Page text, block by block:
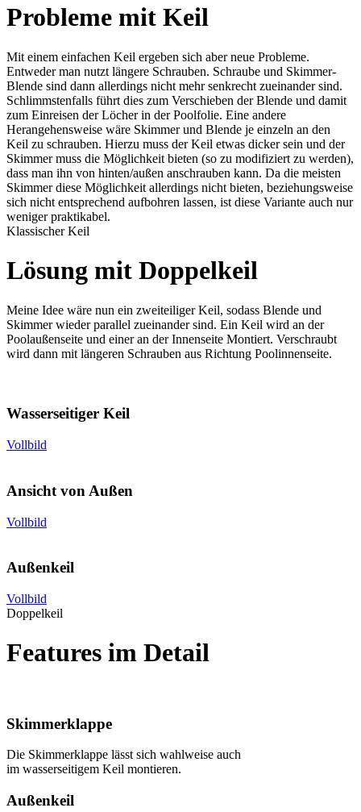
Probleme mit Keil
Mit einem einfachen Keil ergeben sich aber neue Probleme.
Entweder man nutzt längere Schrauben. Schraube und Skimmer-
Blende sind dann allerdings nicht mehr senkrecht zueinander sind.
Schlimmstenfalls führt dies zum Verschieben der Blende und damit
zum Einreisen der Löcher in der Poolfolie. Eine andere
Herangehensweise wäre Skimmer und Blende je einzeln an den
Keil zu schrauben. Hierzu muss der Keil etwas dicker sein und der
Skimmer muss die Möglichkeit bieten (so zu modifiziert zu werden),
dass man ihn von hinten/außen anschrauben kann. Da die meisten
Skimmer diese Möglichkeit allerdings nicht bieten, beziehungsweise
sich nicht entsprechend aufbohren lassen, ist diese Variante auch nur
weniger praktikabel.
Klassischer Keil
Lösung mit Doppelkeil
Meine Idee wäre nun ein zweiteiliger Keil, sodass Blende und
Skimmer wieder parallel zueinander sind. Ein Keil wird an der
Poolaußenseite und einer an der Innenseite Montiert. Verschraubt
wird dann mit längeren Schrauben aus Richtung Poolinnenseite.
Wasserseitiger Keil
Vollbild
Ansicht von Außen
Vollbild
Außenkeil
Vollbild
Doppelkeil
Features im Detail
Skimmerklappe
Die Skimmerklappe lässt sich wahlweise auch
im wasserseitigem Keil montieren.
Außenkeil